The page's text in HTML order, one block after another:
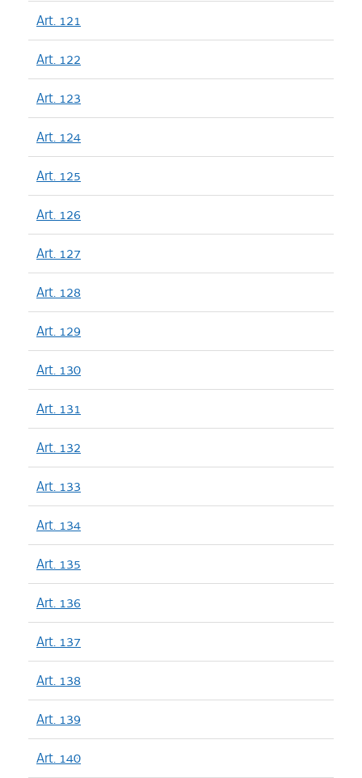
Art. 121
Art. 122
Art. 123
Art. 124
Art. 125
Art. 126
Art. 127
Art. 128
Art. 129
Art. 130
Art. 131
Art. 132
Art. 133
Art. 134
Art. 135
Art. 136
Art. 137
Art. 138
Art. 139
Art. 140